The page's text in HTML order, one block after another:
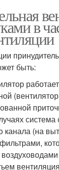
в
быть:
система
канала (на